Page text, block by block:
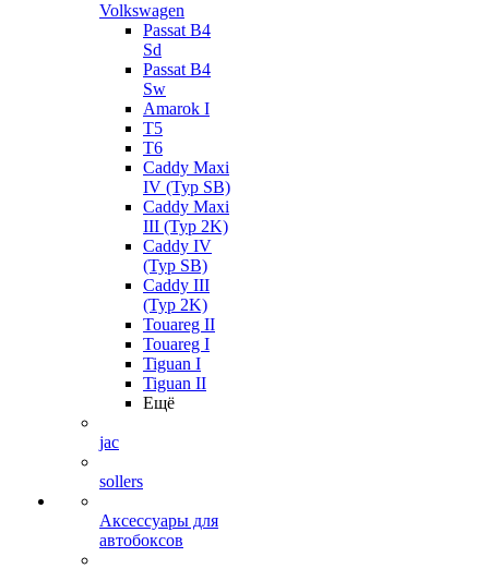
Volkswagen
Passat B4
Sd
Passat B4
Sw
Amarok I
T5
T6
Caddy Maxi
IV (Typ SB)
Caddy Maxi
III (Typ 2K)
Caddy IV
(Typ SB)
Caddy III
(Typ 2K)
Touareg II
Touareg I
Tiguan I
Tiguan II
Ещё
jac
sollers
Аксессуары для
автобоксов